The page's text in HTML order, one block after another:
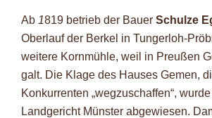
Ab 1819 betrieb der Bauer Schulze
Oberlauf der Berkel in Tungerloh-
weitere Kornmühle, weil in Preußen
galt. Die Klage des Hauses Gemen,
Konkurrenten „wegzuschaffen“,
Landgericht Münster abgewiesen.